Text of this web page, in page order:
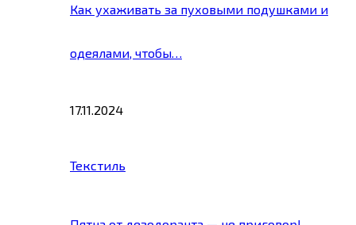
Как ухаживать за пуховыми подушками и
одеялами, чтобы…
17.11.2024
Текстиль